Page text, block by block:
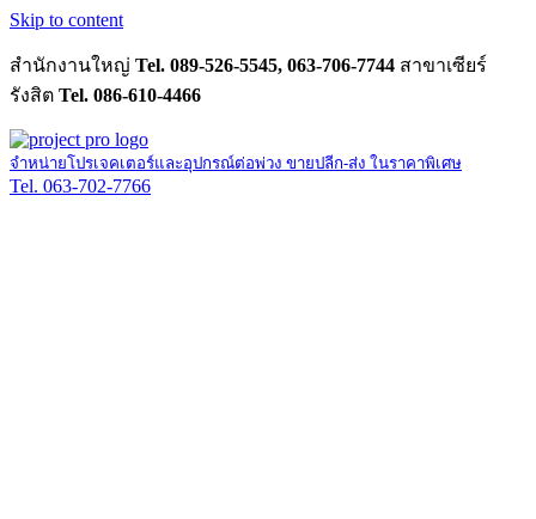
Skip to content
สำนักงานใหญ่ Tel. 089-526-5545, 063-706-7744 สาขาเซียร์
รังสิต Tel. 086-610-4466
จำหน่ายโปรเจคเตอร์และอุปกรณ์ต่อพ่วง ขายปลีก-ส่ง ในราคาพิเศษ
Tel. 063-702-7766